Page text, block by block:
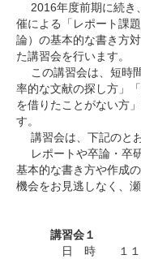
2016年度前期に続き
催による「レポート課
論）の基本的な書き方
た講習会を行います。
この講習会は、短時
率的な文献の探し方」
を借りたことがない方
す。
講習会は、下記のと
レポートや卒論・卒
基本的な書き方や作成
機会をお見逃しなく、
講習会１
日 時 １１月３